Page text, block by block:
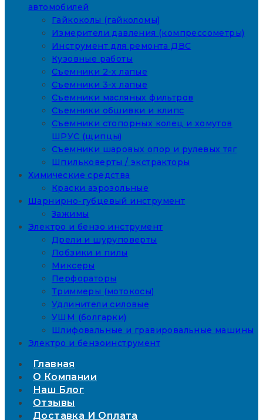
автомобилей
Гайкоколы (гайколомы)
Измерители давления (компрессометры)
Инструмент для ремонта ДВС
Кузовные работы
Съемники 2-х лапые
Съемники 3-х лапые
Съемники масляных фильтров
Съемники обшивки и клипс
Съемники стопорных колец и хомутов
ШРУС (щипцы)
Съемники шаровых опор и рулевых тяг
Шпильковерты / экстракторы
Химические средства
Краски аэрозольные
Шарнирно-губцевый инструмент
Зажимы
Электро и бензо инструмент
Дрели и шуруповерты
Лобзики и пилы
Миксеры
Перфораторы
Триммеры (мотокосы)
Удлинители силовые
УШМ (болгарки)
Шлифовальные и гравировальные машины
Электро и бензоинструмент
Главная
О Компании
Наш Блог
Отзывы
Доставка И Оплата